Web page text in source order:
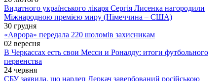
Видатного українського лікаря Сергія Лисенка нагородили
Міжнародною премією миру (Німеччина – США)
30 грудня
«Аврора» передала 220 шоломів захисникам
02 вересня
В Черкассах есть свои Месси и Роналду: итоги футбольного
первенства
24 червня
СБУ заявила, що нардеп Деркач завербований російською